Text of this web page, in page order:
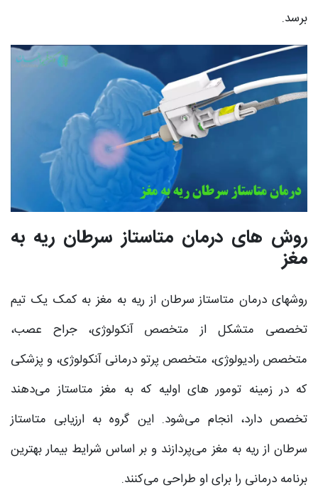
برسد.
روش های درمان متاستاز سرطان ریه به
مغز
روشهای درمان متاستاز سرطان از ریه به مغز به کمک یک تیم
تخصصی متشکل از متخصص آنکولوژی، جراح عصب،
متخصص رادیولوژی، متخصص پرتو درمانی آنکولوژی، و پزشکی
که در زمینه تومور های اولیه که به مغز متاستاز می‌دهند
تخصص دارد، انجام می‌شود. این گروه به ارزیابی متاستاز
سرطان از ریه به مغز می‌‌پردازند و بر اساس شرایط بیمار بهترین
برنامه درمانی را برای او طراحی می‌‌کنند.